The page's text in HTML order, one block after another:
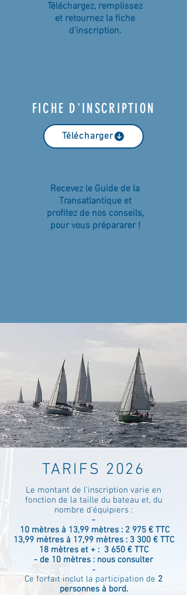
Téléchargez, remplissez
et retournez la fiche
d'inscription.
Recevez le Guide de la
Transatlantique et
profitez de nos conseils,
pour vous prépararer !
FICHE D'INSCRIPTION
Télécharger
TARIFS 2026
Le montant de l’inscription varie en
fonction de la taille du bateau et, du
nombre d’équipiers :
-
10 mètres à 13,99 mètres : 2 975 € TTC
13,99 mètres à 17,99 mètres : 3 300 € TTC
18 mètres et + : 3 650 € TTC
- de 10 mètres : nous consulter
-
Ce forfait inclut la participation de 2
personnes à bord.